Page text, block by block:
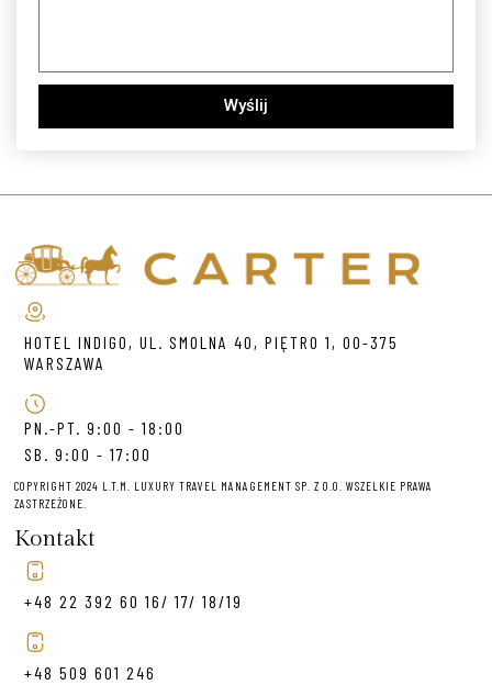
Wyślij
HOTEL INDIGO, UL. SMOLNA 40, PIĘTRO 1, 00-375
WARSZAWA
PN.-PT. 9:00 - 18:00
SB. 9:00 - 17:00
COPYRIGHT 2024 L.T.M. LUXURY TRAVEL MANAGEMENT SP. Z O.O. WSZELKIE PRAWA
ZASTRZEŻONE.
Kontakt
+48 22 392 60 16/ 17/ 18/19
+48 509 601 246